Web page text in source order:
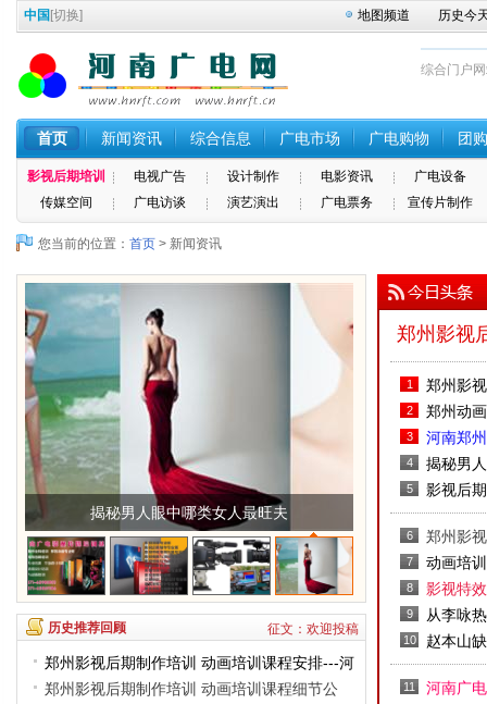
中国 [切换] 地图频道 历史今
综合门户
首页 新闻资讯 综合信息 广电市场 广电购物 团
影视后期培训 电视广告 设计制作 电影资讯
广电设备
传媒空间
广电访谈 演艺演出 广电票务 宣传片制作
您当前的位置： 首页 > 新闻资讯
郑州影视
1
郑州影
南广电
2
郑州动
南广电
3
河南郑
公开---
4 揭秘男
5
影视后
电影视
6
郑州影
--河南广
7
动画培
广电影
8
影视特
河南广
9 从李咏
10 赵本山
11 河南广
郑州影视后期制作培训 动画培训课程安排---河南
广电影视传媒培训基地
历史推荐回顾 征文：欢迎投稿
郑州影视后期制作培训 动画培训课程安排---河
南广电影视传媒培训基地
郑州影视后期制作培训 动画培训课程细节公